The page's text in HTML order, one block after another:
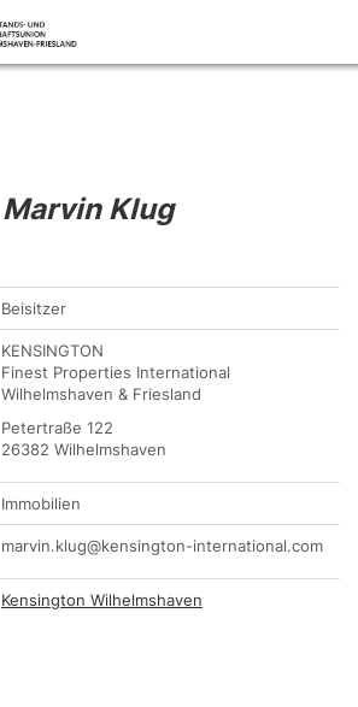
Marvin Klug
Beisitzer
KENSINGTON
Finest Properties International
Wilhelmshaven & Friesland
Petertraße 122
26382 Wilhelmshaven
Immobilien
marvin.klug@kensington-international.com
Kensington Wilhelmshaven